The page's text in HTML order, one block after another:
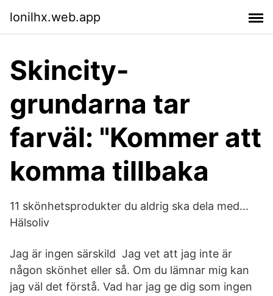
lonilhx.web.app
Skincity-
grundarna tar
farväl: "Kommer att
komma tillbaka
11 skönhetsprodukter du aldrig ska dela med...
Hälsoliv
Jag är ingen särskild Jag vet att jag inte är
någon skönhet eller så. Om du lämnar mig kan
jag väl det förstå. Vad har jag ge dig som ingen